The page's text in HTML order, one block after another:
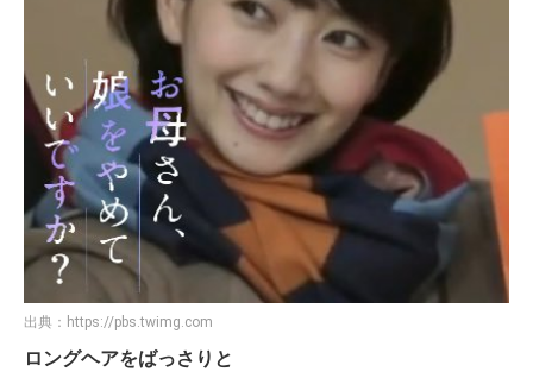
出典： https://pbs.twimg.com
ロングヘアをばっさりと